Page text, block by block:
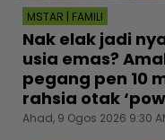
MSTAR | FAMILI
Nak elak jadi
usia emas?
pegang pen 10
rahsia otak
Ahad, 9 Ogos 2026 9:30